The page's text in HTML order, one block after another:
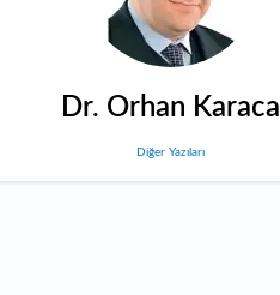
Dr. Orhan Karaca
Diğer Yazıları